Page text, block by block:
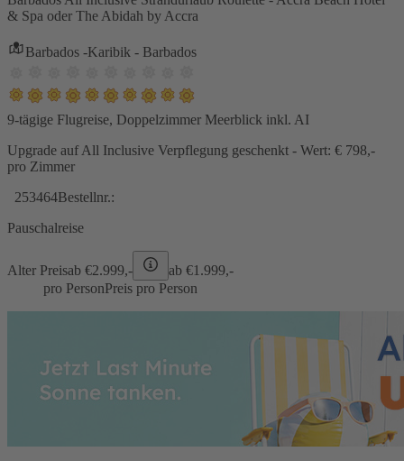
& Spa oder The Abidah by Accra
Barbados -Karibik - Barbados
9-tägige Flugreise, Doppelzimmer Meerblick inkl. AI
Upgrade auf All Inclusive Verpflegung geschenkt - Wert: € 798,-
pro Zimmer
253464Bestellnr.:
Pauschalreise
Alter Preisab €2.999,- ab €1.999,-
pro PersonPreis pro Person